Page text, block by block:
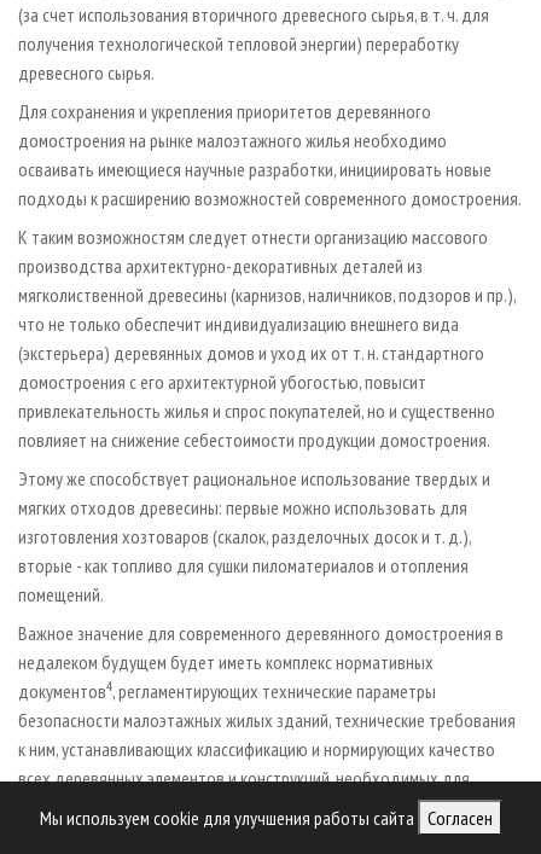
Мы используем cookie для улучшения работы сайта Согласен
(за счет использования вторичного древесного сырья, в т. ч. для
получения технологической тепловой энергии) переработку
древесного сырья.
Для сохранения и укрепления приоритетов деревянного
домостроения на рынке малоэтажного жилья необходимо
осваивать имеющиеся научные разработки, инициировать новые
подходы к расширению возможностей современного домостроения.
К таким возможностям следует отнести организацию массового
производства архитектурно-декоративных деталей из
мягколиственной древесины (карнизов, наличников, подзоров и пр.),
что не только обеспечит индивидуализацию внешнего вида
(экстерьера) деревянных домов и уход их от т. н. стандартного
домостроения с его архитектурной убогостью, повысит
привлекательность жилья и спрос покупателей, но и существенно
повлияет на снижение себестоимости продукции домостроения.
Этому же способствует рациональное использование твердых и
мягких отходов древесины: первые можно использовать для
изготовления хозтоваров (скалок, разделочных досок и т. д.),
вторые - как топливо для сушки пиломатериалов и отопления
помещений.
Важное значение для современного деревянного домостроения в
недалеком будущем будет иметь комплекс нормативных
документов4, регламентирующих технические параметры
безопасности малоэтажных жилых зданий, технические требования
к ним, устанавливающих классификацию и нормирующих качество
всех деревянных элементов и конструкций, необходимых для
домостроения.